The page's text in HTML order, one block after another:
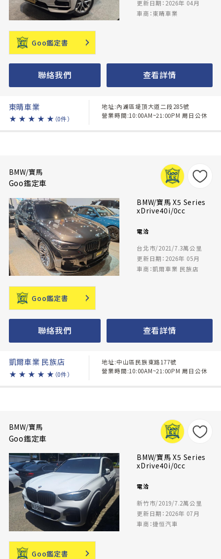
更新日期：2026年 04月
車商：東晴車業
Goo鑑定書
聯絡我們 查看詳情
東晴車業
★ ★ ★ ★ ★ （0件）
地址:內湖區堤頂大道二段285號
營業時間:10:00AM~21:00PM 周日公休
BMW/寶馬
Goo鑑定車
BMW/寶馬 X5 Series
xDrive40i/0cc
電洽
台北市/2021/7.3萬公里
更新日期：2026年 05月
車商：凱爾車業 民族店
Goo鑑定書
聯絡我們 查看詳情
凱爾車業 民族店
★ ★ ★ ★ ★ （0件）
地址:中山區民族東路177號
營業時間:10:00AM~21:00PM 周日公休
BMW/寶馬
Goo鑑定車
BMW/寶馬 X5 Series
xDrive40i/0cc
電洽
新竹市/2019/7.2萬公里
更新日期：2026年 07月
車商：捷恒汽車
Goo鑑定書